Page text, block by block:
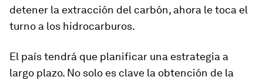
detener la extracción del carbón, ahora le toca el
turno a los hidrocarburos.
El país tendrá que planificar una estrategia a
largo plazo. No solo es clave la obtención de la